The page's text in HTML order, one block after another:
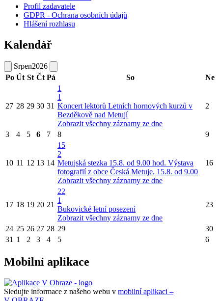
Profil zadavatele
GDPR - Ochrana osobních údajů
Hlášení rozhlasu
Kalendář
Srpen2026
Po Út St Čt Pá So Ne
27 28 29 30 31
1
1
Koncert lektorů Letních hornových kurzů v
Bezděkově nad Metují
Zobrazit všechny záznamy ze dne
2
3 4 5 6 7 8 9
10 11 12 13 14
15
2
Metujská stezka 15.8. od 9.00 hod. Výstava
fotografií z obce Česká Metuje, 15.8. od 9.00
Zobrazit všechny záznamy ze dne
16
17 18 19 20 21
22
1
Bukovické letní posezení
Zobrazit všechny záznamy ze dne
23
24 25 26 27 28 29
30
31 1 2 3 4 5 6
Mobilní aplikace
Sledujte informace z našeho webu v mobilní aplikaci –